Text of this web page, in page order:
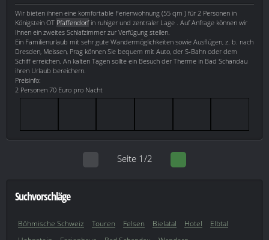
Wir bieten ihnen eine komfortable Ferienwohnung (55 qm ) für 2 Personen in
Königstein OT Pfaffendorfin ruhiger und zentraler Lage . Auf Anfrage können wir
Ihnen ein zweites Schlafzimmer zur Verfügung stellen.
Ein Familienurlaub mit sehr gute Wandermöglichkeiten sowie Ausflügen, z. b. nach
Dresden, Meissen, Prag können Sie bequem mit Auto, der S-Bahn oder dem
Schiff erreichen. An kalten Tagen sollte ein Besuch der Therme in Bad Schandau
ihren Urlaub bereichern.
Preisinfo:
2 Personen 70 Euro pro Nacht
Seite 1/2
Suchvorschläge
Böhmische Schweiz Touren Felsen Bielatal Hotel
Elbtal